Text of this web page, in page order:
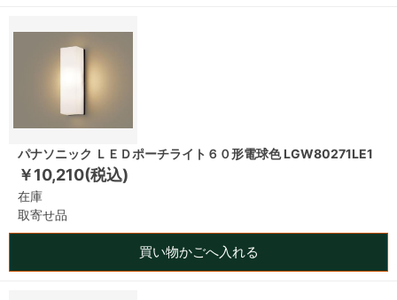
パナソニック ＬＥＤポーチライト６０形電球色 LGW80271LE1
￥10,210(税込)
在庫
取寄せ品
買い物かごへ入れる